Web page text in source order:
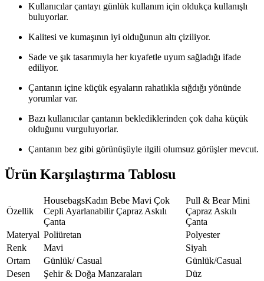
Kullanıcılar çantayı günlük kullanım için oldukça kullanışlı
buluyorlar.
Kalitesi ve kumaşının iyi olduğunun altı çiziliyor.
Sade ve şık tasarımıyla her kıyafetle uyum sağladığı ifade
ediliyor.
Çantanın içine küçük eşyaların rahatlıkla sığdığı yönünde
yorumlar var.
Bazı kullanıcılar çantanın beklediklerinden çok daha küçük
olduğunu vurguluyorlar.
Çantanın bez gibi görünüşüyle ilgili olumsuz görüşler mevcut.
Ürün Karşılaştırma Tablosu
Özellik
HousebagsKadın Bebe Mavi Çok
Cepli Ayarlanabilir Çapraz Askılı
Çanta
Pull & Bear Mini
Çapraz Askılı
Çanta
Materyal Poliüretan
Polyester
Renk
Mavi
Siyah
Ortam
Günlük/ Casual
Günlük/Casual
Desen
Şehir & Doğa Manzaraları
Düz